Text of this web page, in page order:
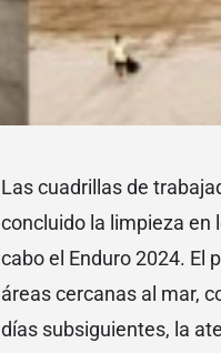
Las cuadrillas de
concluido la limpieza en
cabo el Enduro 2024. El
áreas cercanas al mar,
días subsiguientes, la